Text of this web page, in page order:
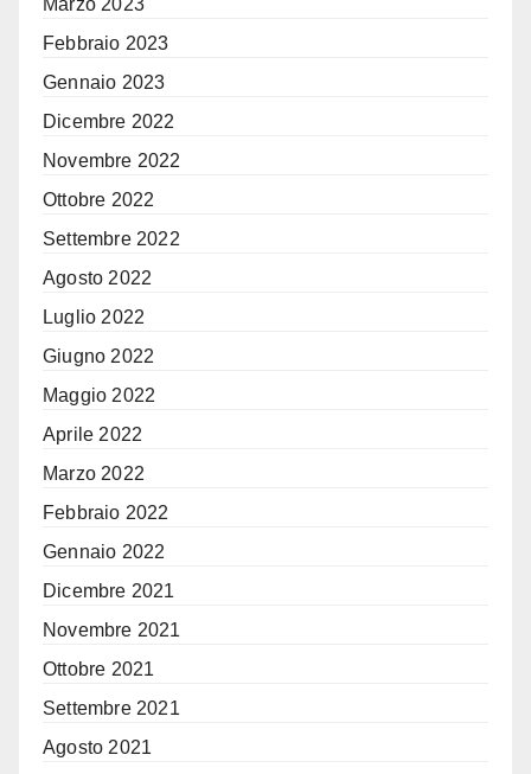
Febbraio 2023
Gennaio 2023
Dicembre 2022
Novembre 2022
Ottobre 2022
Settembre 2022
Agosto 2022
Luglio 2022
Giugno 2022
Maggio 2022
Aprile 2022
Marzo 2022
Febbraio 2022
Gennaio 2022
Dicembre 2021
Novembre 2021
Ottobre 2021
Settembre 2021
Agosto 2021